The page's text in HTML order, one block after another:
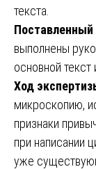
текста.
Поставленный
выполнены
основной
Ход
микроскопию,
признаки
при написании
уже